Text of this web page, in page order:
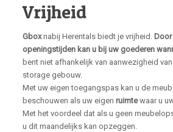
Vrijheid
Gboxnabij Herentals biedt je vrijheid.
openingstijden kan u bij uw goederen
bent niet afhankelijk van aanwezigheid
storage gebouw.
Met uw eigen toegangspas kan u de
beschouwen als uw eigen ruimtewaar u
Met het voordeel dat als u geen
u dit maandelijks kan opzeggen.